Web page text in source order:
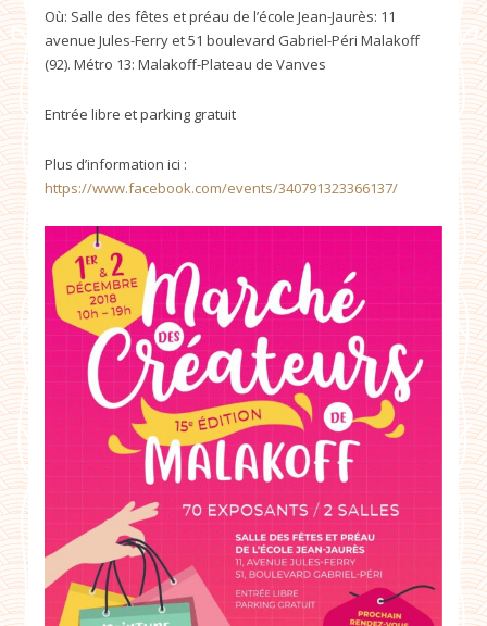
Où: Salle des fêtes et préau de l’école Jean-Jaurès: 11
avenue Jules-Ferry et 51 boulevard Gabriel-Péri Malakoff
(92). Métro 13: Malakoff-Plateau de Vanves
Entrée libre et parking gratuit
Plus d’information ici :
https://www.facebook.com/events/340791323366137/